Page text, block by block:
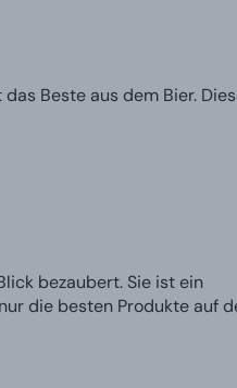
Beste aus dem Bier.
bezaubert. Sie ist ein
die besten Produkte auf